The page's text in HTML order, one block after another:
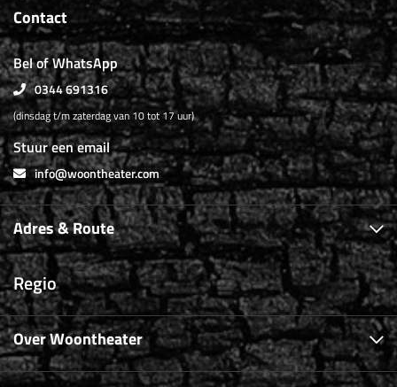
Contact
Bel of WhatsApp
0344 691316
(dinsdag t/m zaterdag van 10 tot 17 uur)
Stuur een email
info@woontheater.com
Adres & Route
Regio
Over Woontheater